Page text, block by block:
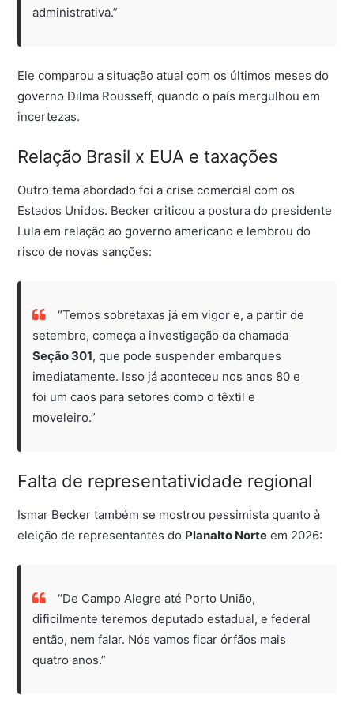
administrativa.”
Ele comparou a situação atual com os últimos meses do
governo Dilma Rousseff, quando o país mergulhou em
incertezas.
Relação Brasil x EUA e taxações
Outro tema abordado foi a crise comercial com os
Estados Unidos. Becker criticou a postura do presidente
Lula em relação ao governo americano e lembrou do
risco de novas sanções:
“Temos sobretaxas já em vigor e, a partir de
setembro, começa a investigação da chamada
Seção 301, que pode suspender embarques
imediatamente. Isso já aconteceu nos anos 80 e
foi um caos para setores como o têxtil e
moveleiro.”
Falta de representatividade regional
Ismar Becker também se mostrou pessimista quanto à
eleição de representantes do Planalto Norte em 2026:
“De Campo Alegre até Porto União,
dificilmente teremos deputado estadual, e federal
então, nem falar. Nós vamos ficar órfãos mais
quatro anos.”